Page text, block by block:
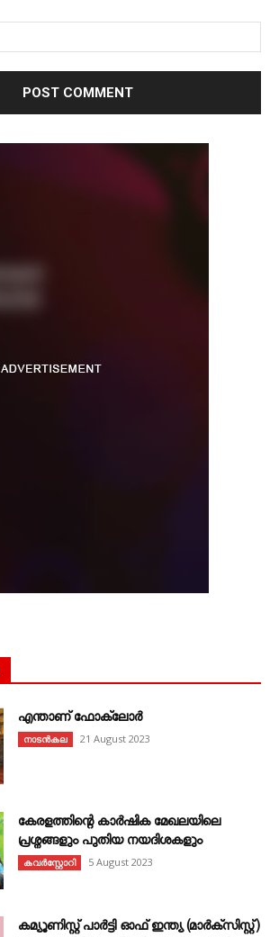
എന്താണ്‌ ഫോക്‌ലോർ
നാടൻകല 21 August 2023
കേരളത്തിന്റെ കാർഷിക മേഖലയിലെ
പ്രശ്നങ്ങളും പുതിയ നയദിശകളും
കവര്‍സ്റ്റോറി 5 August 2023
കമ്യൂണിസ്റ്റ് പാർട്ടി ഓഫ് ഇന്ത്യ (മാർക്സിസ്റ്റ്)